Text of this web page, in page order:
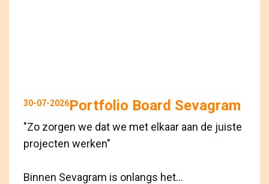
30-07-2026Portfolio Board Sevagram
"Zo zorgen we dat we met elkaar aan de juiste
projecten werken"
Binnen Sevagram is onlangs het...